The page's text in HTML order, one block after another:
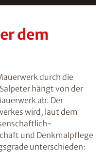
dem
durch die
hängt von der
ab. Der
wird, laut dem
und Denkmalpflege
unterschieden: